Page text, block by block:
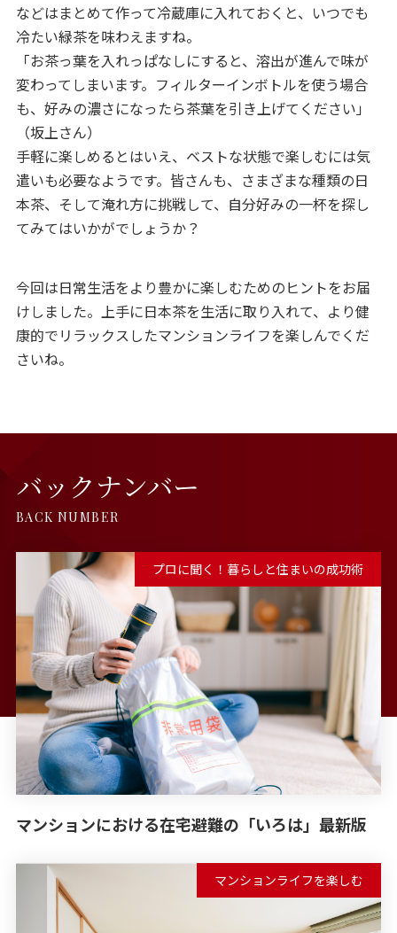
などはまとめて作って冷蔵庫に入れておくと、いつでも
冷たい緑茶を味わえますね。
「お茶っ葉を入れっぱなしにすると、溶出が進んで味が
変わってしまいます。フィルターインボトルを使う場合
も、好みの濃さになったら茶葉を引き上げてください」
（坂上さん）
手軽に楽しめるとはいえ、ベストな状態で楽しむには気
遣いも必要なようです。皆さんも、さまざまな種類の日
本茶、そして淹れ方に挑戦して、自分好みの一杯を探し
てみてはいかがでしょうか？
今回は日常生活をより豊かに楽しむためのヒントをお届
けしました。上手に日本茶を生活に取り入れて、より健
康的でリラックスしたマンションライフを楽しんでくだ
さいね。
バックナンバー
BACK NUMBER
プロに聞く！暮らしと住まいの成功術
マンションにおける在宅避難の「いろは」最新版
マンションライフを楽しむ